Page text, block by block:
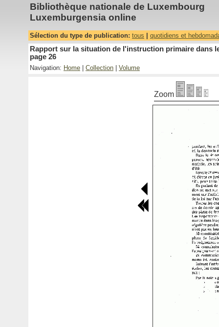
Bibliothèque nationale de Luxembourg
Luxemburgensia online
Sélection du type de publication: tous quotidiens et
Rapport sur la situation de l'instruction primaire dans
page 26
Navigation: Home Collection Volume
Zoom